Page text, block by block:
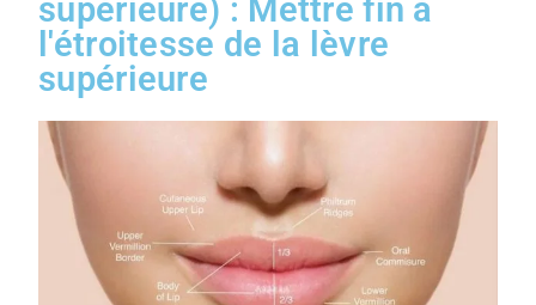
supérieure) : Mettre fin à
l'étroitesse de la lèvre
supérieure